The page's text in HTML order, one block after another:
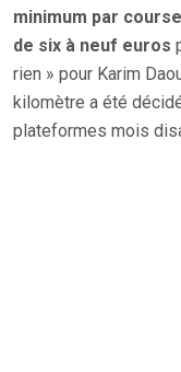
minimum par
de six à neuf euros
rien » pour Karim
kilomètre a été
plateformes mois